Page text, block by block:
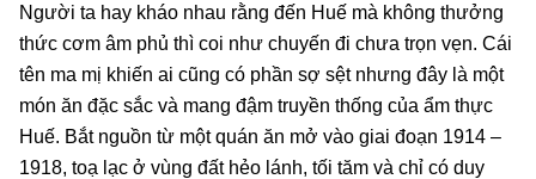
Người ta hay kháo nhau rằng đến Huế mà không thưởng
thức cơm âm phủ thì coi như chuyến đi chưa trọn vẹn. Cái
tên ma mị khiến ai cũng có phần sợ sệt nhưng đây là một
món ăn đặc sắc và mang đậm truyền thống của ẩm thực
Huế. Bắt nguồn từ một quán ăn mở vào giai đoạn 1914 –
1918, toạ lạc ở vùng đất hẻo lánh, tối tăm và chỉ có duy